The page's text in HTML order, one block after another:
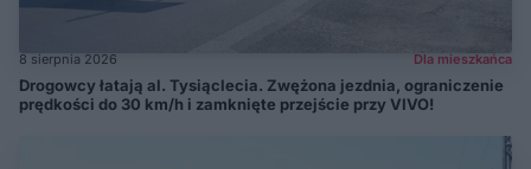
8 sierpnia 2026 Dla mieszkańca
Drogowcy łatają al. Tysiąclecia. Zwężona jezdnia, ograniczenie
prędkości do 30 km/h i zamknięte przejście przy VIVO!